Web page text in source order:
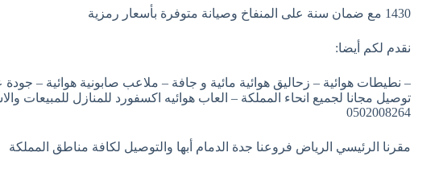
1430 مع ضمان سنة على المنفاخ وصيانة متوفرة بأسعار رمزية
نقدم لكم أيضا:
– نطيطات هوائية – زحاليق هوائية مائية و جافة – ملاعب صابونية هوائية –
توصيل مجانا لجميع انحاء المملكة – العاب هوائيه اكسفورد للمنازل للمبيعات
0502008264
مقرنا الرئيسي الرياض فروعنا جدة الدمام أبها والتوصيل لكافة مناطق المملكة